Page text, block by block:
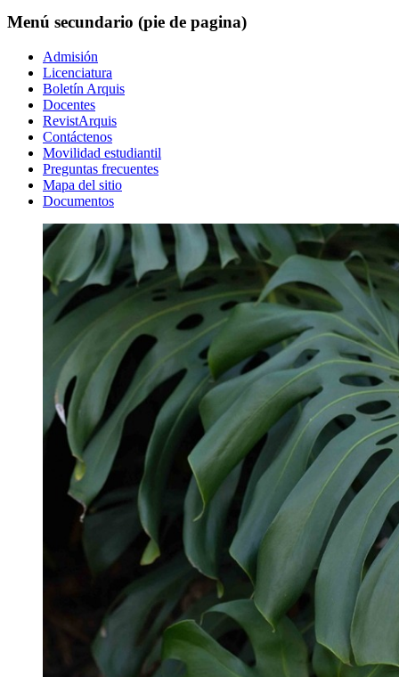
Menú secundario (pie de pagina)
Admisión
Licenciatura
Boletín Arquis
Docentes
RevistArquis
Contáctenos
Movilidad estudiantil
Preguntas frecuentes
Mapa del sitio
Documentos